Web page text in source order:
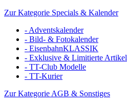
Zur Kategorie Specials & Kalender
- Adventskalender
- Bild- & Fotokalender
- EisenbahnKLASSIK
- Exklusive & Limitierte Artikel
- TT-Club Modelle
- TT-Kurier
Zur Kategorie AGB & Sonstiges